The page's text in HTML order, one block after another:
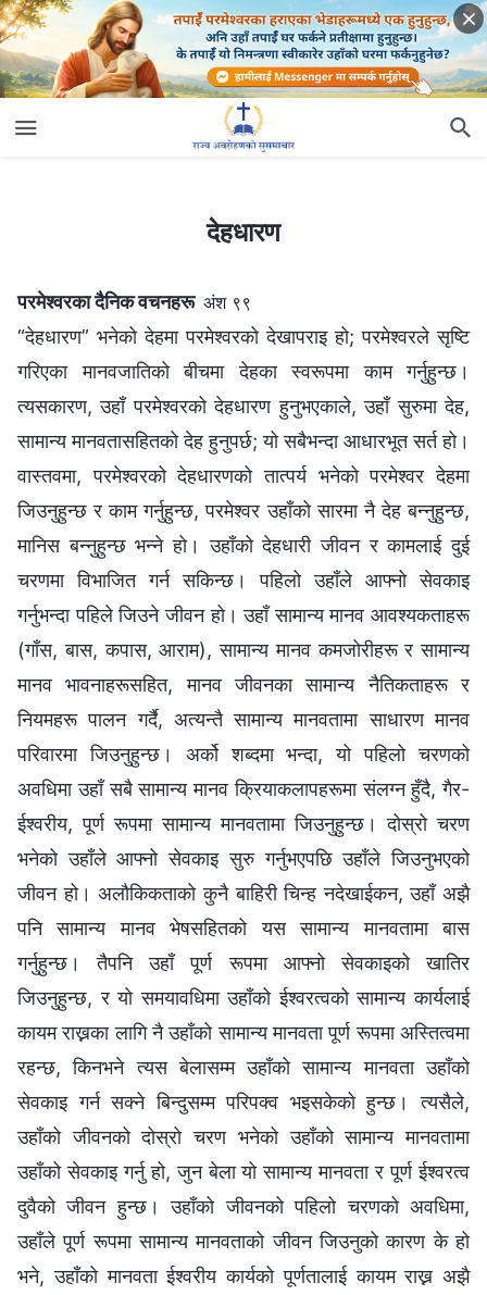
देहधारण
परमेश्‍वरका दैनिक वचनहरू अंश ९९
“देहधारण” भनेको देहमा परमेश्‍वरको देखापराइ हो; परमेश्‍वरले सृष्टि
गरिएका मानवजातिको बीचमा देहका स्वरूपमा काम गर्नुहुन्छ।
त्यसकारण, उहाँ परमेश्‍वरको देहधारण हुनुभएकाले, उहाँ सुरुमा देह,
सामान्य मानवतासहितको देह हुनुपर्छ; यो सबैभन्दा आधारभूत सर्त हो।
वास्तवमा, परमेश्‍वरको देहधारणको तात्पर्य भनेको परमेश्‍वर देहमा
जिउनुहुन्छ र काम गर्नुहुन्छ, परमेश्‍वर उहाँको सारमा नै देह बन्नुहुन्छ,
मानिस बन्‍नुहुन्छ भन्‍ने हो। उहाँको देहधारी जीवन र कामलाई दुई
चरणमा विभाजित गर्न सकिन्छ। पहिलो उहाँले आफ्नो सेवकाइ
गर्नुभन्दा पहिले जिउने जीवन हो। उहाँ सामान्य मानव आवश्यकताहरू
(गाँस, बास, कपास, आराम), सामान्य मानव कमजोरीहरू र सामान्य
मानव भावनाहरूसहित, मानव जीवनका सामान्य नैतिकताहरू र
नियमहरू पालन गर्दै, अत्यन्तै सामान्य मानवतामा साधारण मानव
परिवारमा जिउनुहुन्छ। अर्को शब्दमा भन्दा, यो पहिलो चरणको
अवधिमा उहाँ सबै सामान्य मानव क्रियाकलापहरूमा संलग्न हुँदै, गैर-
ईश्‍वरीय, पूर्ण रूपमा सामान्य मानवतामा जिउनुहुन्छ। दोस्रो चरण
भनेको उहाँले आफ्‍नो सेवकाइ सुरु गर्नुभएपछि उहाँले जिउनुभएको
जीवन हो। अलौकिकताको कुनै बाहिरी चिन्ह नदेखाईकन, उहाँ अझै
पनि सामान्य मानव भेषसहितको यस सामान्य मानवतामा बास
गर्नुहुन्छ। तैपनि उहाँ पूर्ण रूपमा आफ्नो सेवकाइको खातिर
जिउनुहुन्छ, र यो समयावधिमा उहाँको ईश्‍वरत्वको सामान्य कार्यलाई
कायम राख्नका लागि नै उहाँको सामान्य मानवता पूर्ण रूपमा अस्तित्वमा
रहन्छ, किनभने त्यस बेलासम्म उहाँको सामान्य मानवता उहाँको
सेवकाइ गर्न सक्ने बिन्दुसम्म परिपक्व भइसकेको हुन्छ। त्यसैले,
उहाँको जीवनको दोस्रो चरण भनेको उहाँको सामान्य मानवतामा
उहाँको सेवकाइ गर्नु हो, जुन बेला यो सामान्य मानवता र पूर्ण ईश्‍वरत्व
दुवैको जीवन हुन्छ। उहाँको जीवनको पहिलो चरणको अवधिमा,
उहाँले पूर्ण रूपमा सामान्य मानवताको जीवन जिउनुको कारण के हो
भने, उहाँको मानवता ईश्‍वरीय कार्यको पूर्णतालाई कायम राख्न अझै